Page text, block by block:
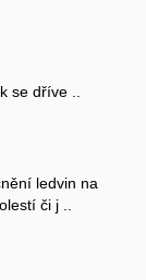
se dříve ..
ledvin na
či j ..